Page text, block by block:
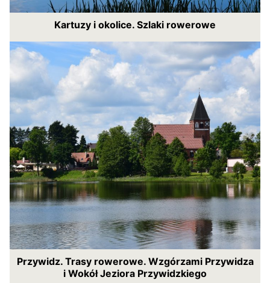
Kartuzy i okolice. Szlaki rowerowe
Przywidz. Trasy rowerowe. Wzgórzami Przywidza
i Wokół Jeziora Przywidzkiego